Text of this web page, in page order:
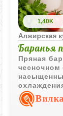
1,40K
Алжирская
Баранья
Пряная
чесночном
холодной
Вилка